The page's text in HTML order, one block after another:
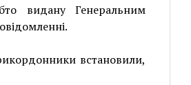
видану Генеральним
встановили,